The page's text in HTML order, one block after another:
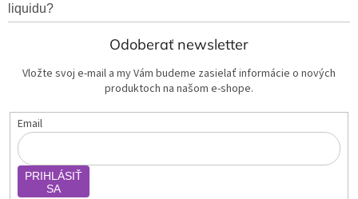
liquidu?
Odoberať newsletter
Vložte svoj e-mail a my Vám budeme zasielať informácie o nových
produktoch na našom e-shope.
Email
PRIHLÁSIŤ
SA